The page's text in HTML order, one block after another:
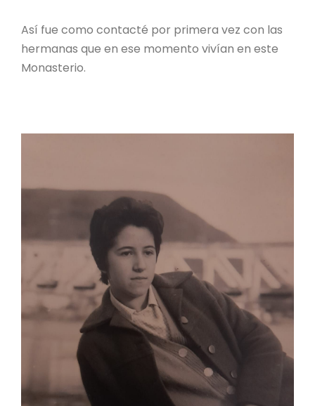
Así fue como contacté por primera vez con las
hermanas que en ese momento vivían en este
Monasterio.